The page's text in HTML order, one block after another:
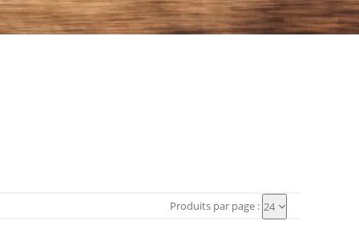
Produits par page : 24